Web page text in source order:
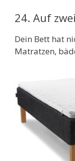
24. Auf
Dein Bett hat
Matratzen,